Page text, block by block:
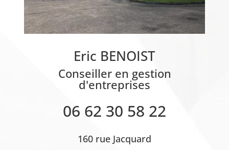
Eric BENOIST
Conseiller en gestion
d'entreprises
06 62 30 58 22
160 rue Jacquard